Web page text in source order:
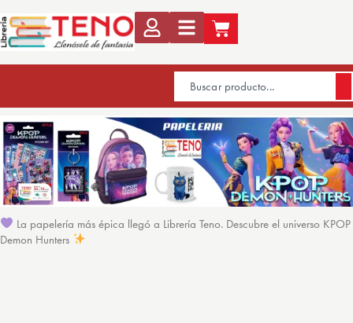
La papelería más épica llegó a Librería Teno. Descubre el universo KPOP
Demon Hunters